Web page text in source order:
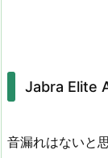
Jabra Elite
音漏れはないと